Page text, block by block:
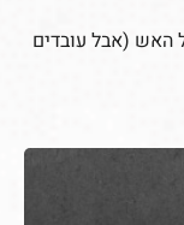
(אבל עובדים